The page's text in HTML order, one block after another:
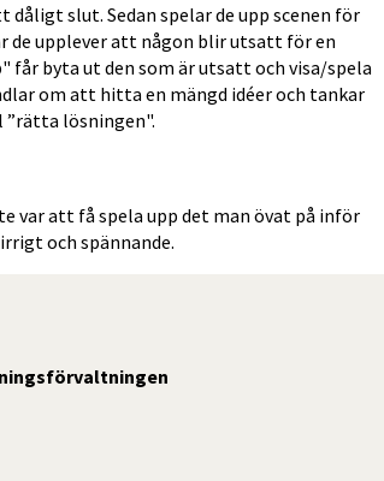
dåligt slut. Sedan spelar de upp scenen för
de upplever att någon blir utsatt för en
får byta ut den som är utsatt och visa/spela
om att hitta en mängd idéer och tankar
lösningen".
var att få spela upp det man övat på inför
och spännande.